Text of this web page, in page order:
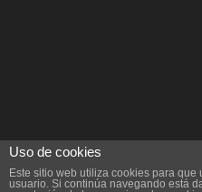
Uso de cookies
Este sitio web utiliza cookies para
usuario. Si continúa navegando está